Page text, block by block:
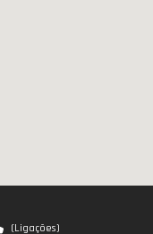
(Ligações)